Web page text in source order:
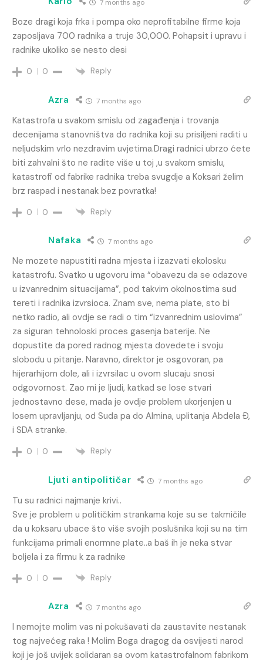
7 months ago
Boze dragi koja frka i pompa oko neprofitabilne firme koja
zaposljava 700 radnika a truje 30,000. Pohapsit i upravu i
radnike ukoliko se nesto desi
0 0 Reply
Azra 7 months ago
Katastrofa u svakom smislu od zagađenja i trovanja
decenijama stanovništva do radnika koji su prisiljeni raditi u
neljudskim vrlo nezdravim uvjetima.Dragi radnici ubrzo ćete
biti zahvalni što ne radite više u toj ,u svakom smislu,
katastrofi od fabrike radnika treba svugdje a Koksari želim
brz raspad i nestanak bez povratka!
0 0 Reply
Nafaka 7 months ago
Ne mozete napustiti radna mjesta i izazvati ekolosku
katastrofu. Svatko u ugovoru ima “obavezu da se odazove
u izvanrednim situacijama”, pod takvim okolnostima sud
tereti i radnika izvrsioca. Znam sve, nema plate, sto bi
netko radio, ali ovdje se radi o tim “izvanrednim uslovima”
za siguran tehnoloski proces gasenja baterije. Ne
dopustite da pored radnog mjesta dovedete i svoju
slobodu u pitanje. Naravno, direktor je osgovoran, pa
hijerarhijom dole, ali i izvrsilac u ovom slucaju snosi
odgovornost. Zao mi je ljudi, katkad se lose stvari
jednostavno dese, mada je ovdje problem ukorjenjen u
losem upravljanju, od Suda pa do Almina, uplitanja Abdela Ð,
i SDA stranke.
0 0 Reply
Ljuti antipolitičar 7 months ago
Tu su radnici najmanje krivi..
Sve je problem u političkim strankama koje su se takmičile
da u koksaru ubace što više svojih poslušnika koji su na tim
funkcijama primali enormne plate..a baš ih je neka stvar
boljela i za firmu k za radnike
0 0 Reply
Azra 7 months ago
I nemojte molim vas ni pokušavati da zaustavite nestanak
tog najvećeg raka ! Molim Boga dragog da osvijesti narod
koji je još uvijek solidaran sa ovom katastrofalnom fabrikom